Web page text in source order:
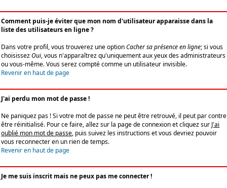
Comment puis-je éviter que mon nom d'utilisateur apparaisse dans la
liste des utilisateurs en ligne ?
Dans votre profil, vous trouverez une optionCacher sa présence en ligne; si vous
choisissezOui, vous n'apparaîtrez qu'uniquement aux yeux des administrateurs
ou vous-même. Vous serez compté comme un utilisateur invisible.
Revenir en haut de page
J'ai perdu mon mot de passe !
Ne paniquez pas ! Si votre mot de passe ne peut être retrouvé, il peut par contre
être réinitialisé. Pour ce faire, allez sur la page de connexion et cliquez sur J'ai
oublié mon mot de passe, puis suivez les instructions et vous devriez pouvoir
vous reconnecter en un rien de temps.
Revenir en haut de page
Je me suis inscrit mais ne peux pas me connecter !